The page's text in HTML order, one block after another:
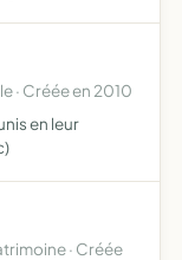
· Créée en 2010
en leur
· Créée